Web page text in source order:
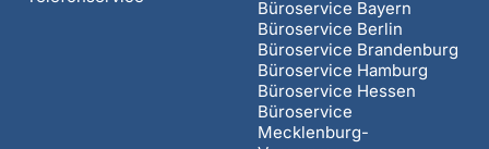
Büroservice Bayern
Büroservice Berlin
Büroservice Brandenburg
Büroservice Hamburg
Büroservice Hessen
Büroservice
Mecklenburg-